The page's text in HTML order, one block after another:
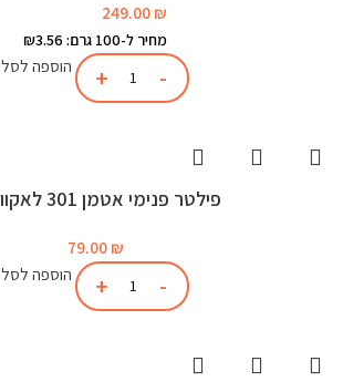
249.00 ₪
מחיר ל-100 גרם: ₪3.56
הוספה לסל
פילטר פנימי אטמן 301 לאקווריום
79.00 ₪
הוספה לסל